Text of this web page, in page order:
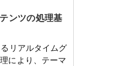
ンツの処理基
リアルタイムグ
により、テーマ